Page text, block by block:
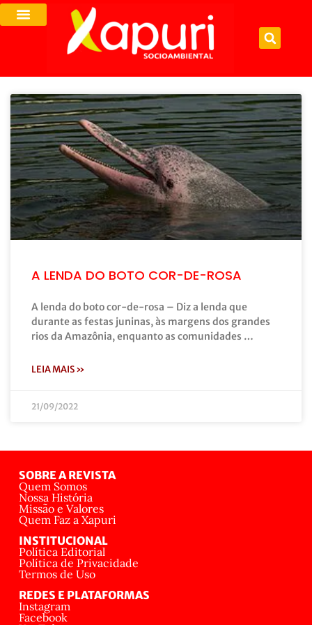
A LENDA DO BOTO COR-DE-ROSA
A lenda do boto cor-de-rosa – Diz a lenda que
durante as festas juninas, às margens dos grandes
rios da Amazônia, enquanto as comunidades …
LEIA MAIS »
21/09/2022
SOBRE A REVISTA
Quem Somos
Nossa História
Missão e Valores
Quem Faz a Xapuri
INSTITUCIONAL
Política Editorial
Política de Privacidade
Termos de Uso
REDES E PLATAFORMAS
Instagram
Facebook